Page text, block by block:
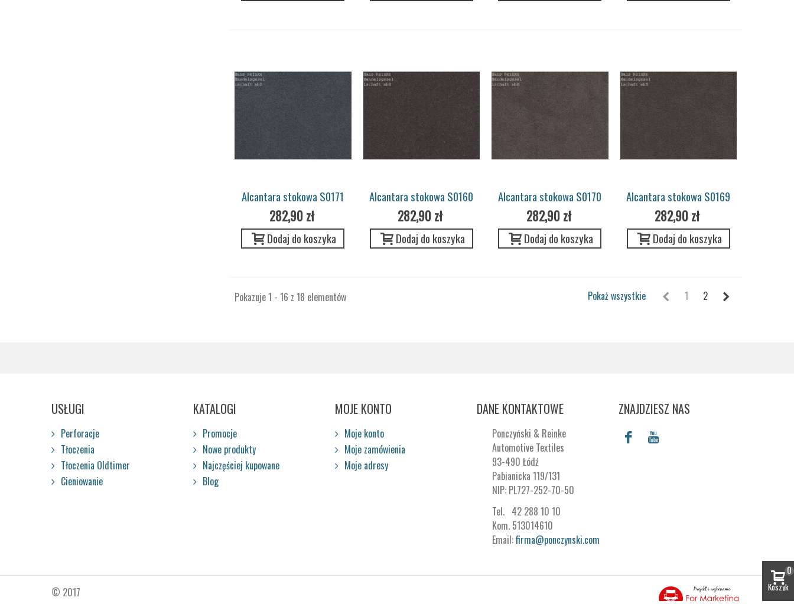
Alcantara stokowa S0171
graphitblau Cover Porsche
282,90 zł
Dodaj do koszyka
Alcantara stokowa S0160
umbra Pannel Porsche
282,90 zł
Dodaj do koszyka
Alcantara stokowa S0170
sattelbraun Pannel
Porsche
282,90 zł
Dodaj do koszyka
Alcantara stokowa S0169
asttelbraun Pannel ETA
Porsche
282,90 zł
Dodaj do koszyka
1 2
Pokaż wszystkie
Pokazuje 1 - 16 z 18 elementów
USŁUGI
Perforacje
Tłoczenia
Tłoczenia Oldtimer
Cieniowanie
KATALOGI
Promocje
Nowe produkty
Najczęściej kupowane
Blog
MOJE KONTO
Moje konto
Moje zamówienia
Moje adresy
DANE KONTAKTOWE
Ponczyński & Reinke
Automotive Textiles
93-490 Łódź
Pabianicka 119/131
NIP: PL727-252-70-50
Tel. 42 288 10 10
Kom. 513014610
Email:firma@ponczynski.com
ZNAJDZIESZ NAS
© 2017 Koszyk
0